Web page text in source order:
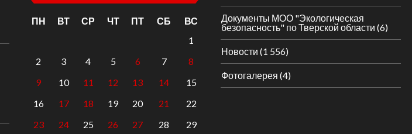
ПН ВТ СР ЧТ ПТ СБ
ВС
1
2
3 4 5 6 7
8
9
10 11 12 13 14
15
16
17 18 19 20 21
22
23
24 25 26 27 28
29
Документы МОО "Экологическая
безопасность" по Тверской области (6)
Новости (1 556)
Фотогалерея (4)